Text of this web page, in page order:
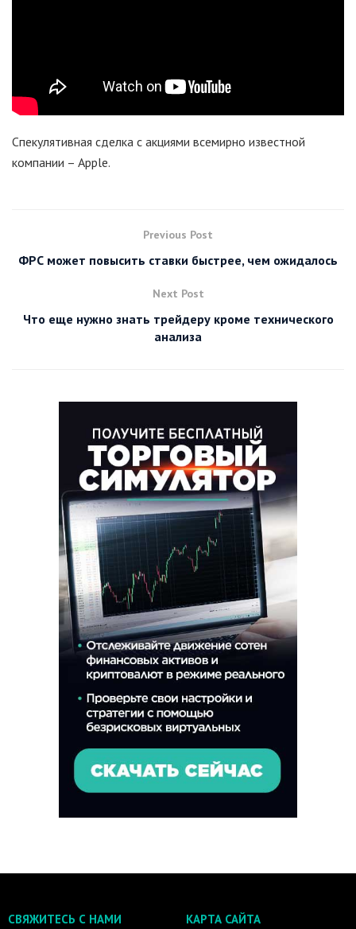
Cпекулятивная сделка с акциями всемирно известной
компании – Apple.
Previous Post
ФРС может повысить ставки быстрее, чем ожидалось
Next Post
Что еще нужно знать трейдеру кроме технического
анализа
СВЯЖИТЕСЬ С НАМИ КАРТА САЙТА